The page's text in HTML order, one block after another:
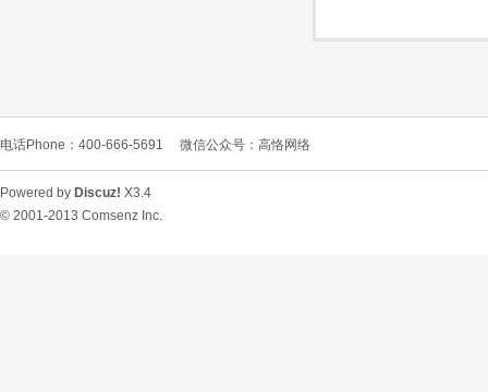
电话Phone：400-666-5691 微信公众号：高恪网络
Powered by Discuz! X3.4
© 2001-2013 Comsenz Inc.